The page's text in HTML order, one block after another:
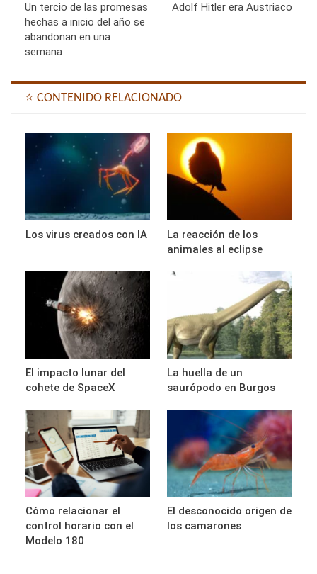
Un tercio de las promesas
hechas a inicio del año se
abandonan en una
semana
Adolf Hitler era Austriaco
⭐ CONTENIDO RELACIONADO
Los virus creados con IA
La reacción de los
animales al eclipse
El impacto lunar del
cohete de SpaceX
La huella de un
saurópodo en Burgos
Cómo relacionar el
control horario con el
Modelo 180
El desconocido origen de
los camarones